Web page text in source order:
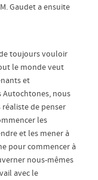
Gaudet a ensuite
de toujours vouloir
le monde veut
et
Autochtones, nous
de penser
les
et les mener à
pour commencer à
nous-mêmes
avec le